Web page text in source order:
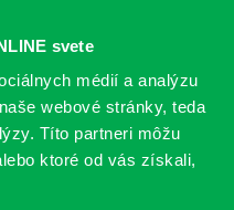
svete
médií a analýzu
webové stránky, teda
Títo partneri môžu
ktoré od vás získali,
KONTO
TLAČIVÁ KONTAKTY